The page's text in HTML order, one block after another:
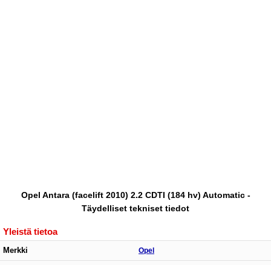
Opel Antara (facelift 2010) 2.2 CDTI (184 hv) Automatic -
Täydelliset tekniset tiedot
Yleistä tietoa
Merkki Opel